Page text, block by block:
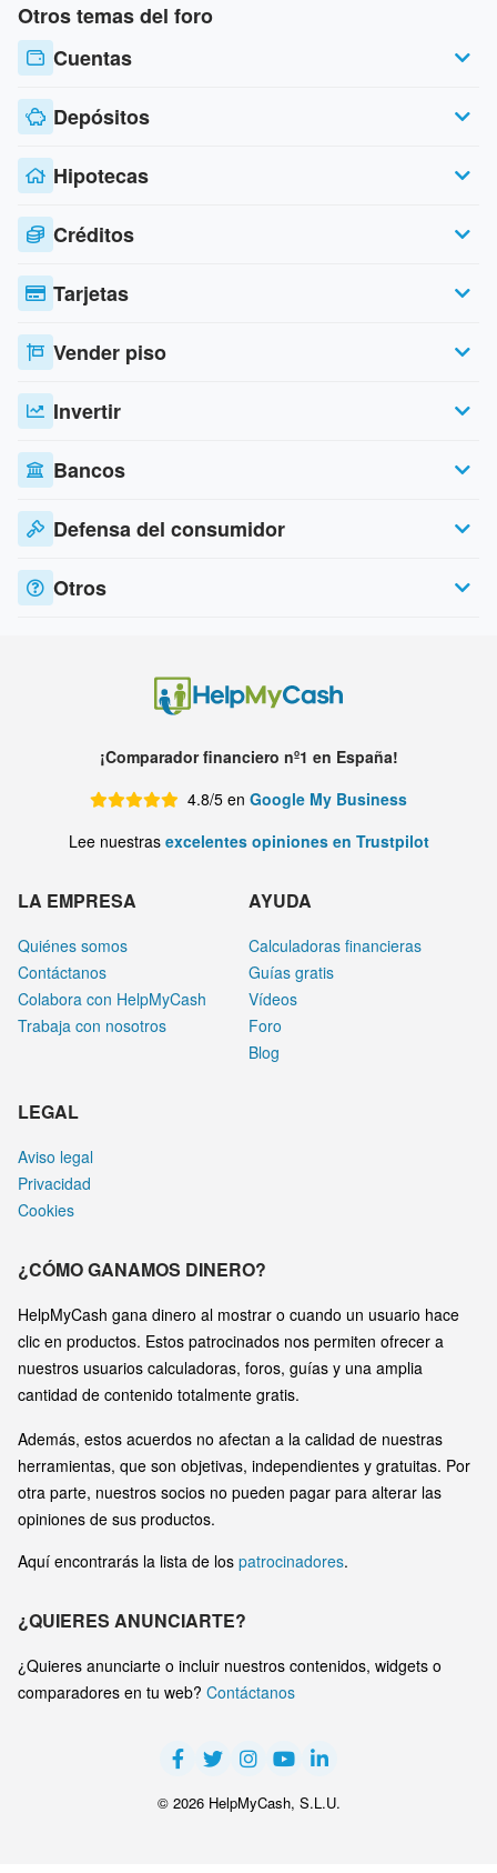
Otros temas del foro
Cuentas
Depósitos
Hipotecas
Créditos
Tarjetas
Vender piso
Invertir
Bancos
Defensa del consumidor
Otros
¡Comparador financiero nº1 en España!
4.8/5 en Google My Business
Lee nuestras excelentes opiniones en Trustpilot
LA EMPRESA
Quiénes somos
Contáctanos
Colabora con HelpMyCash
Trabaja con nosotros
AYUDA
Calculadoras financieras
Guías gratis
Vídeos
Foro
Blog
LEGAL
Aviso legal
Privacidad
Cookies
¿CÓMO GANAMOS DINERO?
HelpMyCash gana dinero al mostrar o cuando un usuario hace
clic en productos. Estos patrocinados nos permiten ofrecer a
nuestros usuarios calculadoras, foros, guías y una amplia
cantidad de contenido totalmente gratis.
Además, estos acuerdos no afectan a la calidad de nuestras
herramientas, que son objetivas, independientes y gratuitas. Por
otra parte, nuestros socios no pueden pagar para alterar las
opiniones de sus productos.
Aquí encontrarás la lista de los patrocinadores.
¿QUIERES ANUNCIARTE?
¿Quieres anunciarte o incluir nuestros contenidos, widgets o
comparadores en tu web? Contáctanos
© 2026 HelpMyCash, S.L.U.